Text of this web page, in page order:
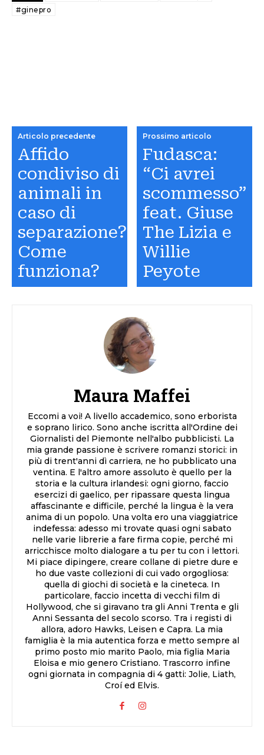
#ginepro
Articolo precedente
Affido
condiviso di
animali in
caso di
separazione?
Come
funziona?
Prossimo articolo
Fudasca:
“Ci avrei
scommesso”
feat. Giuse
The Lizia e
Willie
Peyote
Maura Maffei
Eccomi a voi! A livello accademico, sono erborista
e soprano lirico. Sono anche iscritta all'Ordine dei
Giornalisti del Piemonte nell'albo pubblicisti. La
mia grande passione è scrivere romanzi storici: in
più di trent'anni dì carriera, ne ho pubblicato una
ventina. E l'altro amore assoluto è quello per la
storia e la cultura irlandesi: ogni giorno, faccio
esercizi di gaelico, per ripassare questa lingua
affascinante e difficile, perché la lingua è la vera
anima di un popolo. Una volta ero una viaggiatrice
indefessa: adesso mi trovate quasi ogni sabato
nelle varie librerie a fare firma copie, perché mi
arricchisce molto dialogare a tu per tu con i lettori.
Mi piace dipingere, creare collane di pietre dure e
ho due vaste collezioni di cui vado orgogliosa:
quella di giochi di società e la cineteca. In
particolare, faccio incetta di vecchi film di
Hollywood, che si giravano tra gli Anni Trenta e gli
Anni Sessanta del secolo scorso. Tra i registi di
allora, adoro Hawks, Leisen e Capra. La mia
famiglia è la mia autentica forza e metto sempre al
primo posto mio marito Paolo, mia figlia Maria
Eloisa e mio genero Cristiano. Trascorro infine
ogni giornata in compagnia di 4 gatti: Jolie, Liath,
Croí ed Elvis.